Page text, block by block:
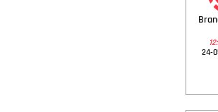
24-